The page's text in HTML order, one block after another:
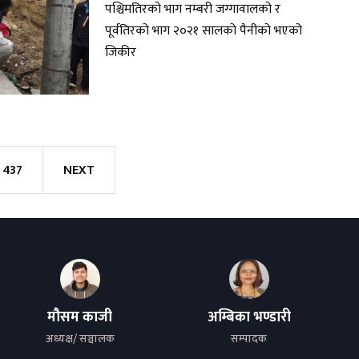
पश्चिमतिरको भाग नम्बरी जग्गावालको र
पूर्वतिरको भाग २०२१ सालको पैनीको भएको
जिकीर
437 NEXT
मौसम काजी
अध्यक्ष/ सञ्चालक
अम्बिका भण्डारी
सम्पादक